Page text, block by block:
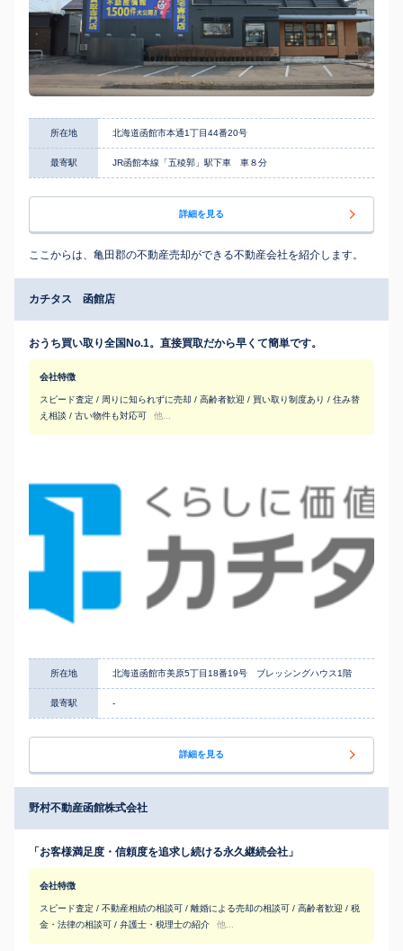
所在地 北海道函館市本通1丁目44番20号
最寄駅 JR函館本線「五稜郭」駅下車 車８分
詳細を見る
ここからは、亀田郡の不動産売却ができる不動産会社を紹介します。
カチタス 函館店
おうち買い取り全国No.1。直接買取だから早くて簡単です。
会社特徴
スピード査定 / 周りに知られずに売却 / 高齢者歓迎 / 買い取り制度あり / 住み替
え相談 / 古い物件も対応可
他...
所在地 北海道函館市美原5丁目18番19号 ブレッシングハウス1階
最寄駅 -
詳細を見る
野村不動産函館株式会社
「お客様満足度・信頼度を追求し続ける永久継続会社」
会社特徴
スピード査定 / 不動産相続の相談可 / 離婚による売却の相談可 / 高齢者歓迎 / 税
金・法律の相談可 / 弁護士・税理士の紹介
他...